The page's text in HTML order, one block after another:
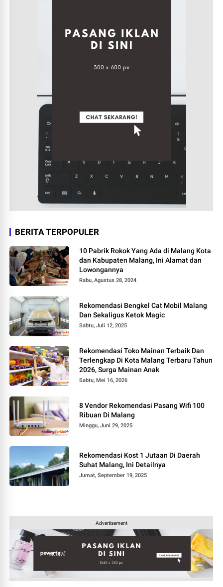
BERITA TERPOPULER
10 Pabrik Rokok Yang Ada di Malang Kota
dan Kabupaten Malang, Ini Alamat dan
Lowongannya
Rabu, Agustus 28, 2024
Rekomendasi Bengkel Cat Mobil Malang
Dan Sekaligus Ketok Magic
Sabtu, Juli 12, 2025
Rekomendasi Toko Mainan Terbaik Dan
Terlengkap Di Kota Malang Terbaru Tahun
2026, Surga Mainan Anak
Sabtu, Mei 16, 2026
8 Vendor Rekomendasi Pasang Wifi 100
Ribuan Di Malang
Minggu, Juni 29, 2025
Rekomendasi Kost 1 Jutaan Di Daerah
Suhat Malang, Ini Detailnya
Jumat, September 19, 2025
Advertisement